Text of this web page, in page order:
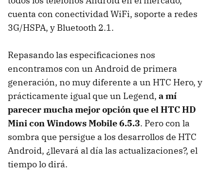
cuenta con conectividad WiFi, soporte a redes
3G/HSPA, y Bluetooth 2.1.
Repasando las especificaciones nos
encontramos con un Android de primera
generación, no muy diferente a un HTC Hero, y
prácticamente igual que un Legend, a mí
parecer mucha mejor opción que elHTCHD
Mini con Windows Mobile 6.5.3. Pero con la
sombra que persigue a los desarrollos de HTC
Android, ¿llevará al día las actualizaciones?, el
tiempo lo dirá.